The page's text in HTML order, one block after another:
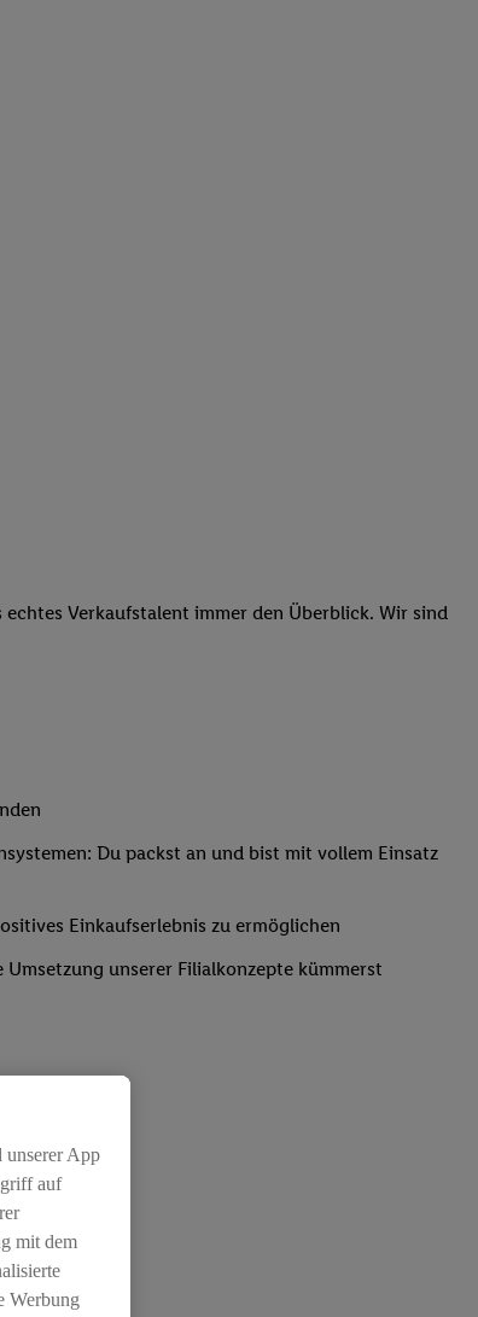
Verkaufstalent immer den Überblick. Wir sind
Du packst an und bist mit vollem Einsatz
Einkaufserlebnis zu ermöglichen
unserer Filialkonzepte kümmerst
unserer App
auf
mit dem
Werbung